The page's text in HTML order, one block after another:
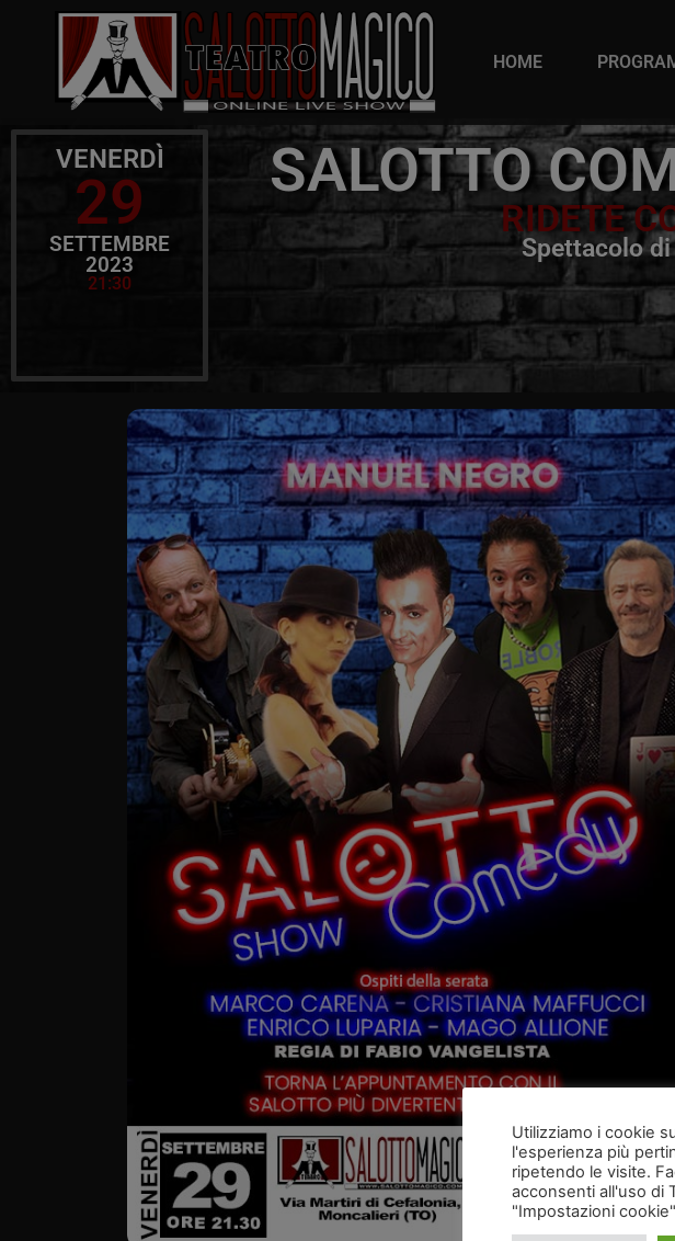
HOME
VENERDÌ
29
SETTEMBRE
2023
21:30
SALOTTO
RIDETE
Spettacolo
Utilizziamo i cookie
l'esperienza più
ripetendo le visite.
acconsenti all'uso di
"Impostazioni